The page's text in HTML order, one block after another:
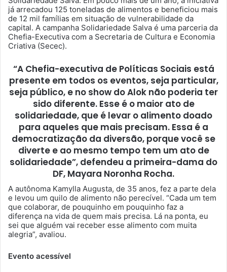
já arrecadou 125 toneladas de alimentos e beneficiou mais
de 12 mil famílias em situação de vulnerabilidade da
capital. A campanha Solidariedade Salva é uma parceria da
Chefia-Executiva com a Secretaria de Cultura e Economia
Criativa (Secec).
“A Chefia-executiva de Políticas Sociais está
presente em todos os eventos, seja particular,
seja público, e no show do Alok não poderia ter
sido diferente. Esse é o maior ato de
solidariedade, que é levar o alimento doado
para aqueles que mais precisam. Essa é a
democratização da diversão, porque você se
diverte e ao mesmo tempo tem um ato de
solidariedade”, defendeu a primeira-dama do
DF, Mayara Noronha Rocha.
A autônoma Kamylla Augusta, de 35 anos, fez a parte dela
e levou um quilo de alimento não perecível. “Cada um tem
que colaborar, de pouquinho em pouquinho faz a
diferença na vida de quem mais precisa. Lá na ponta, eu
sei que alguém vai receber esse alimento com muita
alegria”, avaliou.
Evento acessível